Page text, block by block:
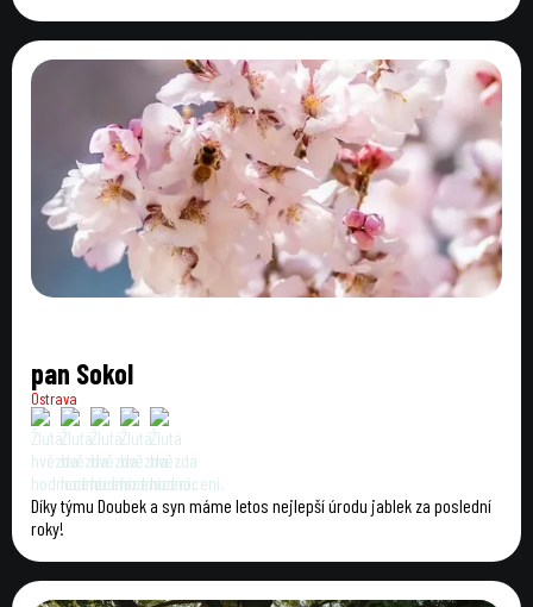
pan Sokol
Ostrava
Díky týmu Doubek a syn máme letos nejlepší úrodu jablek za poslední
roky!